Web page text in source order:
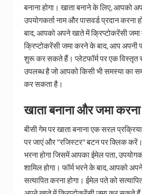
बनाना होगा। खाता बनाने के लिए, आपको
उपयोगकर्ता नाम और पासवर्ड प्रदान करना
बाद, आपको अपने खाते में क्रिप्टोकरेंसी जमा
क्रिप्टोकरेंसी जमा करने के बाद, आप
शुरू कर सकते हैं। प्लेटफॉर्म पर एक विस्तृत
उपलब्ध है जो आपको किसी भी समस्या का
कर सकता है।
खाता बनाना और जमा करना
बीसी गेम पर खाता बनाना एक सरल
पर जाएं और "रजिस्टर" बटन पर क्लिक
भरना होगा जिसमें आपका ईमेल पता,
शामिल होगा। फॉर्म भरने के बाद, आपको
सत्यापित करना होगा। ईमेल पते को